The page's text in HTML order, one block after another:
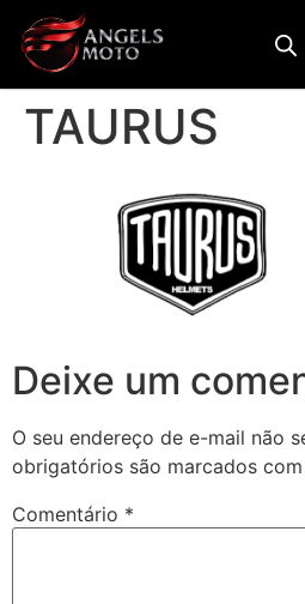
TAURUS
Deixe um
O seu endereço de e-mail não
obrigatórios são marcados com
Comentário *